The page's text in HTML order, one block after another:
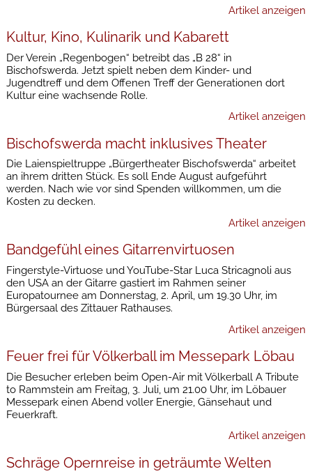
Artikel anzeigen
Kultur, Kino, Kulinarik und Kabarett
Der Verein „Regenbogen“ betreibt das „B 28“ in
Bischofswerda. Jetzt spielt neben dem Kinder- und
Jugendtreff und dem Offenen Treff der Generationen dort
Kultur eine wachsende Rolle.
Artikel anzeigen
Bischofswerda macht inklusives Theater
Die Laienspieltruppe „Bürgertheater Bischofswerda“ arbeitet
an ihrem dritten Stück. Es soll Ende August aufgeführt
werden. Nach wie vor sind Spenden willkommen, um die
Kosten zu decken.
Artikel anzeigen
Bandgefühl eines Gitarrenvirtuosen
Fingerstyle-Virtuose und YouTube-Star Luca Stricagnoli aus
den USA an der Gitarre gastiert im Rahmen seiner
Europatournee am Donnerstag, 2. April, um 19.30 Uhr, im
Bürgersaal des Zittauer Rathauses.
Artikel anzeigen
Feuer frei für Völkerball im Messepark Löbau
Die Besucher erleben beim Open-Air mit Völkerball A Tribute
to Rammstein am Freitag, 3. Juli, um 21.00 Uhr, im Löbauer
Messepark einen Abend voller Energie, Gänsehaut und
Feuerkraft.
Artikel anzeigen
Schräge Opernreise in geträumte Welten